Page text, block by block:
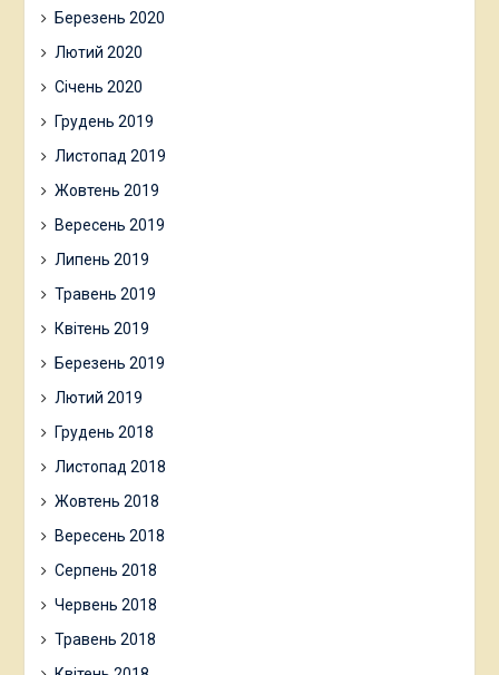
Березень 2020
Лютий 2020
Січень 2020
Грудень 2019
Листопад 2019
Жовтень 2019
Вересень 2019
Липень 2019
Травень 2019
Квітень 2019
Березень 2019
Лютий 2019
Грудень 2018
Листопад 2018
Жовтень 2018
Вересень 2018
Серпень 2018
Червень 2018
Травень 2018